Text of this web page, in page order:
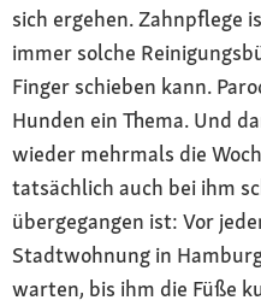
sich ergehen. Zahnpflege
immer solche
Finger schieben kann.
Hunden ein Thema. Und
wieder mehrmals die
tatsächlich auch bei ihm
übergegangen ist: Vor
Stadtwohnung in
warten, bis ihm die Füße